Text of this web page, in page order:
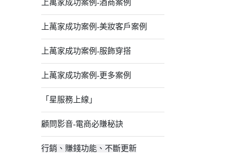
上萬家成功案例-酒商案例
上萬家成功案例-美妝客戶案例
上萬家成功案例-服飾穿搭
上萬家成功案例-更多案例
「星服務上線」
顧問影音-電商必賺秘訣
行銷、賺錢功能、不斷更新